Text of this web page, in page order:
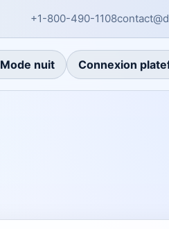
+1-800-490-1108
Mode nuit Connexion